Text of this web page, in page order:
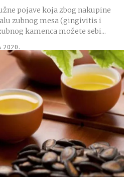
pojave koja zbog nakupine
zubnog mesa (gingivitis i
kamenca možete sebi...
2020.